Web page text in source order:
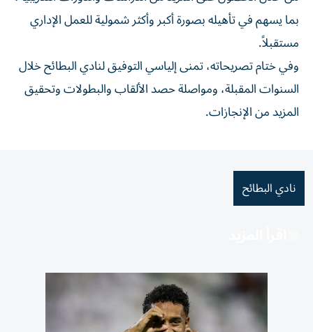
بما يسهم في تأهيله بصورة أكبر وأكثر شمولية للعمل الإداري
مستقبلاً.
وفي ختام تصريحاته، تمنى إلياسي التوفيق لنادي البطائح خلال
السنوات المقبلة، ومواصلة حصد الألقاب والبطولات وتحقيق
المزيد من الإنجازات.
نادي البطائح